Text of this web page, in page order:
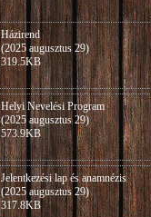
Házirend
(2025 augusztus 29)
319.5KB
Helyi Nevelési Program
(2025 augusztus 29)
573.9KB
Jelentkezési lap és anamnézis
(2025 augusztus 29)
317.8KB